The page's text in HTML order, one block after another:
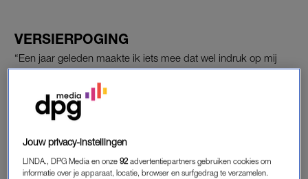
VERSIERPOGING
“Een jaar geleden maakte ik iets mee dat wel indruk op mij
heeft gemaakt. Ik woonde op kamers in het noorden, maar
was een paar dagen bij mijn ouders in mijn geboortestad. Na
een luie dag besloot ik ’s avonds rond half tien alsnog naar huis
te gaan. Omdat het vrij onverwachts was, moest ik onderweg
tanken.
Het was al donker toen ik bij het tankstation langs de snelweg
Jouw privacy-instellingen
LINDA., DPG Media en onze92 advertentiepartners gebruiken cookies om
informatie over je apparaat, locatie, browser en surfgedrag te verzamelen.